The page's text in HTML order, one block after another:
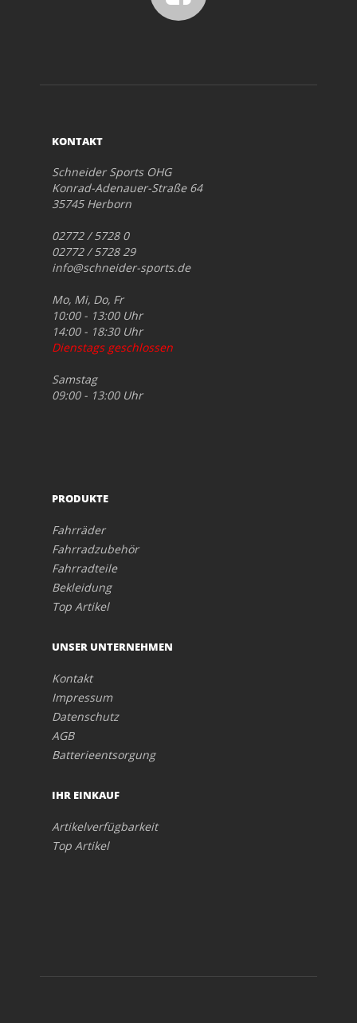
KONTAKT
Schneider Sports OHG
Konrad-Adenauer-Straße 64
35745 Herborn
02772 / 5728 0
02772 / 5728 29
info@schneider-sports.de
Mo, Mi, Do, Fr
10:00 - 13:00 Uhr
14:00 - 18:30 Uhr
Dienstags geschlossen
Samstag
09:00 - 13:00 Uhr
PRODUKTE
Fahrräder
Fahrradzubehör
Fahrradteile
Bekleidung
Top Artikel
UNSER UNTERNEHMEN
Kontakt
Impressum
Datenschutz
AGB
Batterieentsorgung
IHR EINKAUF
Artikelverfügbarkeit
Top Artikel